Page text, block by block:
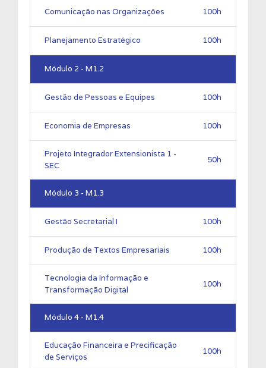
Comunicação nas Organizações 100h
Planejamento Estratégico 100h
Módulo 2 - M1.2
Gestão de Pessoas e Equipes 100h
Economia de Empresas 100h
Projeto Integrador Extensionista 1 -
SEC
50h
Módulo 3 - M1.3
Gestão Secretarial I 100h
Produção de Textos Empresariais 100h
Tecnologia da Informação e
Transformação Digital
100h
Módulo 4 - M1.4
Educação Financeira e Precificação
de Serviços
100h